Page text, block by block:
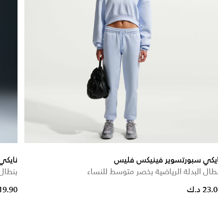
سبورتسوير فينيكس فليس
البدلة الرياضية بخصر متوسط للنساء
د.ك
reduced from
to
19.90